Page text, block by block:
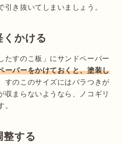
き抜いてしまいましょう。
くかける
たすのこ板」にサンドペーパー
ーパーをかけておくと、塗装し
すのこのサイズにはバラつきが
収まらないようなら、ノコギリ
整する